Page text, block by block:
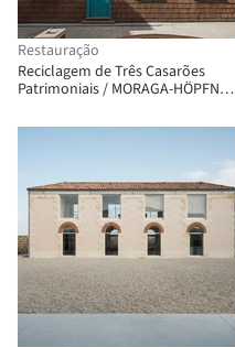
Restauração
Reciclagem de Três Casarões
Patrimoniais / MORAGA-HÖPFNER